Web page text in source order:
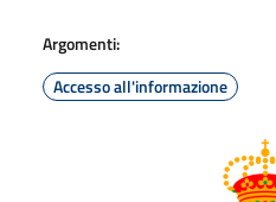
Argomenti:
Accesso all'informazione